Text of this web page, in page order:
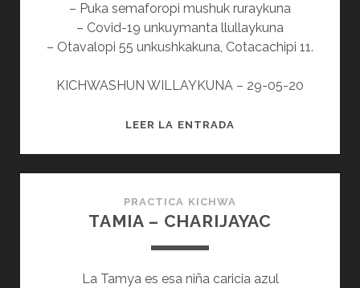
– Puka semaforopi mushuk ruraykuna
– Covid-19 unkuymanta llullaykuna
– Otavalopi 55 unkushkakuna, Cotacachipi 11.
KICHWASHUN WILLAYKUNA – 29-05-20
LEER LA ENTRADA
–
KICHWASHUN
29-
PRACTICA KICHWA
TAMIA – CHARIJAYAC
La Tamya es esa niña caricia azul